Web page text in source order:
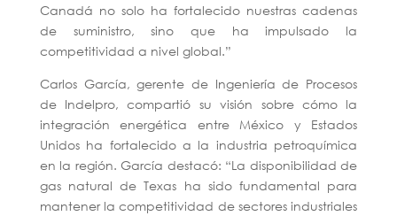
Canadá no solo ha fortalecido nuestras cadenas
de suministro, sino que ha impulsado la
competitividad a nivel global.”
Carlos García, gerente de Ingeniería de Procesos
de Indelpro, compartió su visión sobre cómo la
integración energética entre México y Estados
Unidos ha fortalecido a la industria petroquímica
en la región. García destacó: “La disponibilidad de
gas natural de Texas ha sido fundamental para
mantener la competitividad de sectores industriales